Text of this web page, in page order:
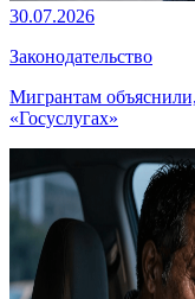
30.07.2026
Законодательство
Мигрантам
«Госуслугах»